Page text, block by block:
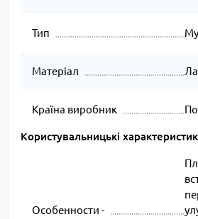
Тип
Матеріал
Країна виробник
Користувальницькі
Особенности -